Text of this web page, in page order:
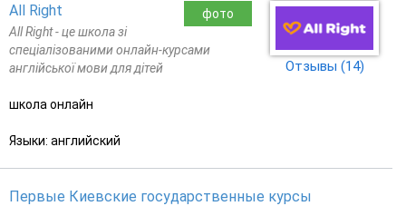
Отзывы (14)
фото
All Right
All Right - це школа зі
спеціалізованими онлайн-курсами
англійської мови для дітей
школа онлайн
Языки: английский
Первые Киевские государственные курсы